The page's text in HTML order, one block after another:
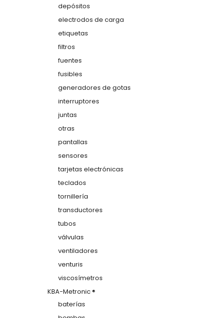
depósitos
electrodos de carga
etiquetas
filtros
fuentes
fusibles
generadores de gotas
interruptores
juntas
otras
pantallas
sensores
tarjetas electrónicas
teclados
tornillería
transductores
tubos
válvulas
ventiladores
venturis
viscosímetros
KBA-Metronic ®
baterías